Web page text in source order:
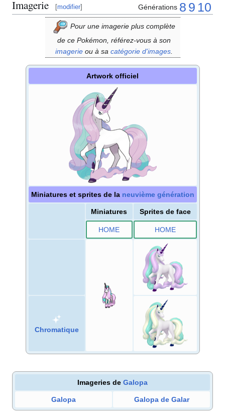
Imagerie [modifier] Générations 8 9 10
Pour une imagerie plus complète
de ce Pokémon, référez-vous à son
imagerieou à sa catégorie d'images.
Artwork officiel
Miniatures et sprites de la neuvième génération
Miniatures Sprites de face
HOME HOME
Chromatique
Imageries de Galopa
Galopa Galopa de Galar